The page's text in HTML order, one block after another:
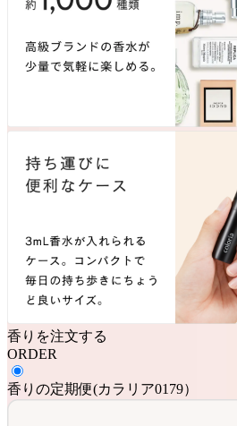
香りを注文する
ORDER
香りの定期便(カラリア0179）